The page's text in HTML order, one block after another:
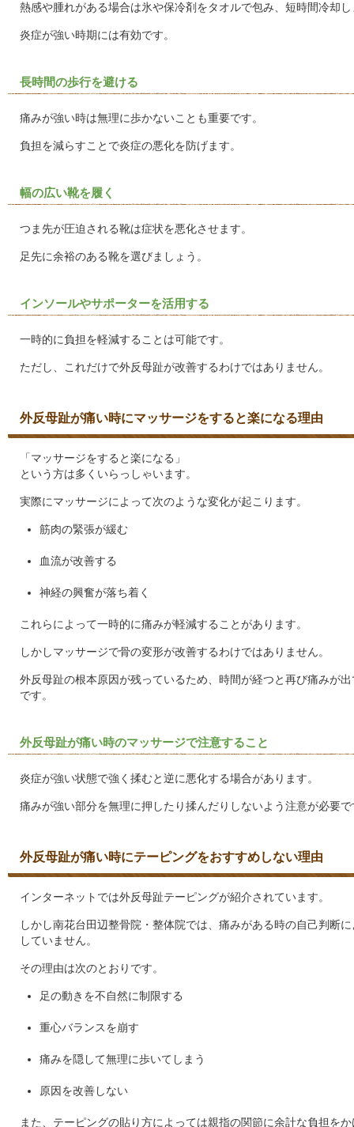
熱感や腫れがある場合は氷や保冷剤をタオルで包み、短時間冷却
炎症が強い時期には有効です。
長時間の歩行を避ける
痛みが強い時は無理に歩かないことも重要です。
負担を減らすことで炎症の悪化を防げます。
幅の広い靴を履く
つま先が圧迫される靴は症状を悪化させます。
足先に余裕のある靴を選びましょう。
インソールやサポーターを活用する
一時的に負担を軽減することは可能です。
ただし、これだけで外反母趾が改善するわけではありません。
外反母趾が痛い時にマッサージをすると楽になる理由
「マッサージをすると楽になる」
という方は多くいらっしゃいます。
実際にマッサージによって次のような変化が起こります。
筋肉の緊張が緩む
血流が改善する
神経の興奮が落ち着く
これらによって一時的に痛みが軽減することがあります。
しかしマッサージで骨の変形が改善するわけではありません。
外反母趾の根本原因が残っているため、時間が経つと再び痛みが
です。
外反母趾が痛い時のマッサージで注意すること
炎症が強い状態で強く揉むと逆に悪化する場合があります。
痛みが強い部分を無理に押したり揉んだりしないよう注意が必要で
外反母趾が痛い時にテーピングをおすすめしない理由
インターネットでは外反母趾テーピングが紹介されています。
しかし南花台田辺整骨院・整体院では、痛みがある時の自己判断
していません。
その理由は次のとおりです。
足の動きを不自然に制限する
重心バランスを崩す
痛みを隠して無理に歩いてしまう
原因を改善しない
また、テーピングの貼り方によっては親指の関節に余計な負担を